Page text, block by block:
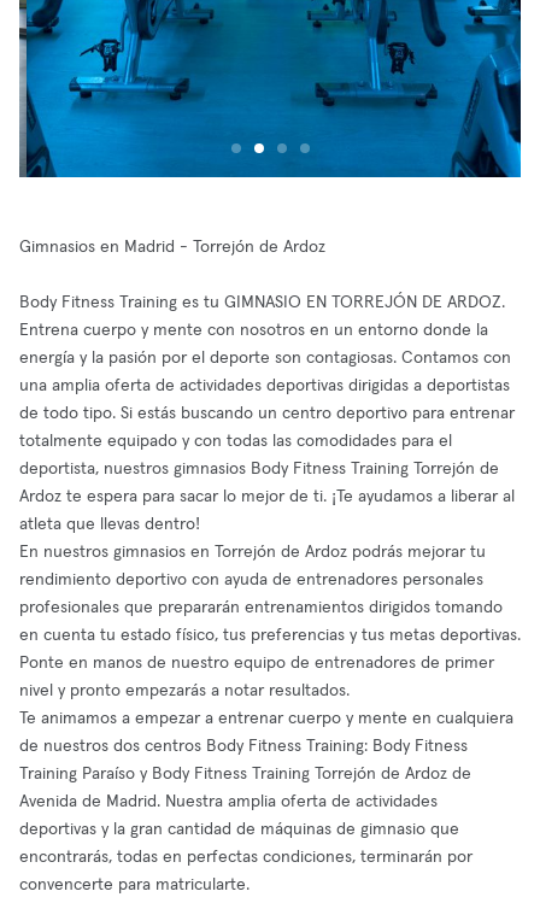
Gimnasios en Madrid - Torrejón de Ardoz
Body Fitness Training es tu GIMNASIO EN TORREJÓN DE ARDOZ.
Entrena cuerpo y mente con nosotros en un entorno donde la
energía y la pasión por el deporte son contagiosas. Contamos con
una amplia oferta de actividades deportivas dirigidas a deportistas
de todo tipo. Si estás buscando un centro deportivo para entrenar
totalmente equipado y con todas las comodidades para el
deportista, nuestros gimnasios Body Fitness Training Torrejón de
Ardoz te espera para sacar lo mejor de ti. ¡Te ayudamos a liberar al
atleta que llevas dentro!
En nuestros gimnasios en Torrejón de Ardoz podrás mejorar tu
rendimiento deportivo con ayuda de entrenadores personales
profesionales que prepararán entrenamientos dirigidos tomando
en cuenta tu estado físico, tus preferencias y tus metas deportivas.
Ponte en manos de nuestro equipo de entrenadores de primer
nivel y pronto empezarás a notar resultados.
Te animamos a empezar a entrenar cuerpo y mente en cualquiera
de nuestros dos centros Body Fitness Training: Body Fitness
Training Paraíso y Body Fitness Training Torrejón de Ardoz de
Avenida de Madrid. Nuestra amplia oferta de actividades
deportivas y la gran cantidad de máquinas de gimnasio que
encontrarás, todas en perfectas condiciones, terminarán por
convencerte para matricularte.